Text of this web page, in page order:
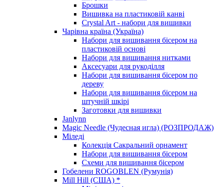
Брошки
Вишивка на пластиковій канві
Crystal Art - набори для вишивки
Чарівна країна (Україна)
Набори для вишивання бісером на
пластиковій основі
Набори для вишивання нитками
Аксесуари для рукоділля
Набори для вишивання бісером по
дереву
Набори для вишивання бісером на
штучній шкірі
Заготовки для вишивки
Janlynn
Magic Needle (Чудесная игла) (РОЗПРОДАЖ)
Міледі
Колекція Сакральний орнамент
Набори для вишивання бісером
Схеми для вишивання бісером
Гобелени ROGOBLEN (Румунія)
Mill Hill (США) *